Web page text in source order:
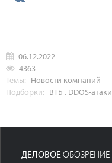
06.12.2022
4363
Темы: Новости компаний
Подборки: ВТБ , DDOS-атаки
ДЕЛОВОЕ ОБОЗРЕНИЕ